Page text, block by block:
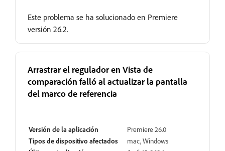
Este problema se ha solucionado en Premiere
versión 26.2.
Arrastrar el regulador en Vista de
comparación falló al actualizar la pantalla
del marco de referencia
Versión de la aplicación
Premiere 26.0
Tipos de dispositivo afectados
mac, Windows